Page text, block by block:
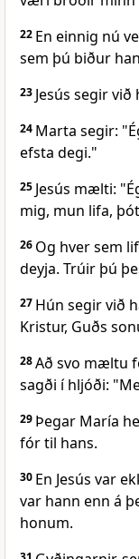
22 En einnig nú
sem þú biður
23 Jesús segir
24 Marta segir:
efsta degi."
25 Jesús mælti:
mig, mun lifa,
26 Og hver sem
deyja. Trúir þú
27 Hún segir við
Kristur, Guðs
28Að svo mæltu
sagði í hljóði:
29 Þegar María
fór til hans.
30 En Jesús var
var hann enn á
honum.